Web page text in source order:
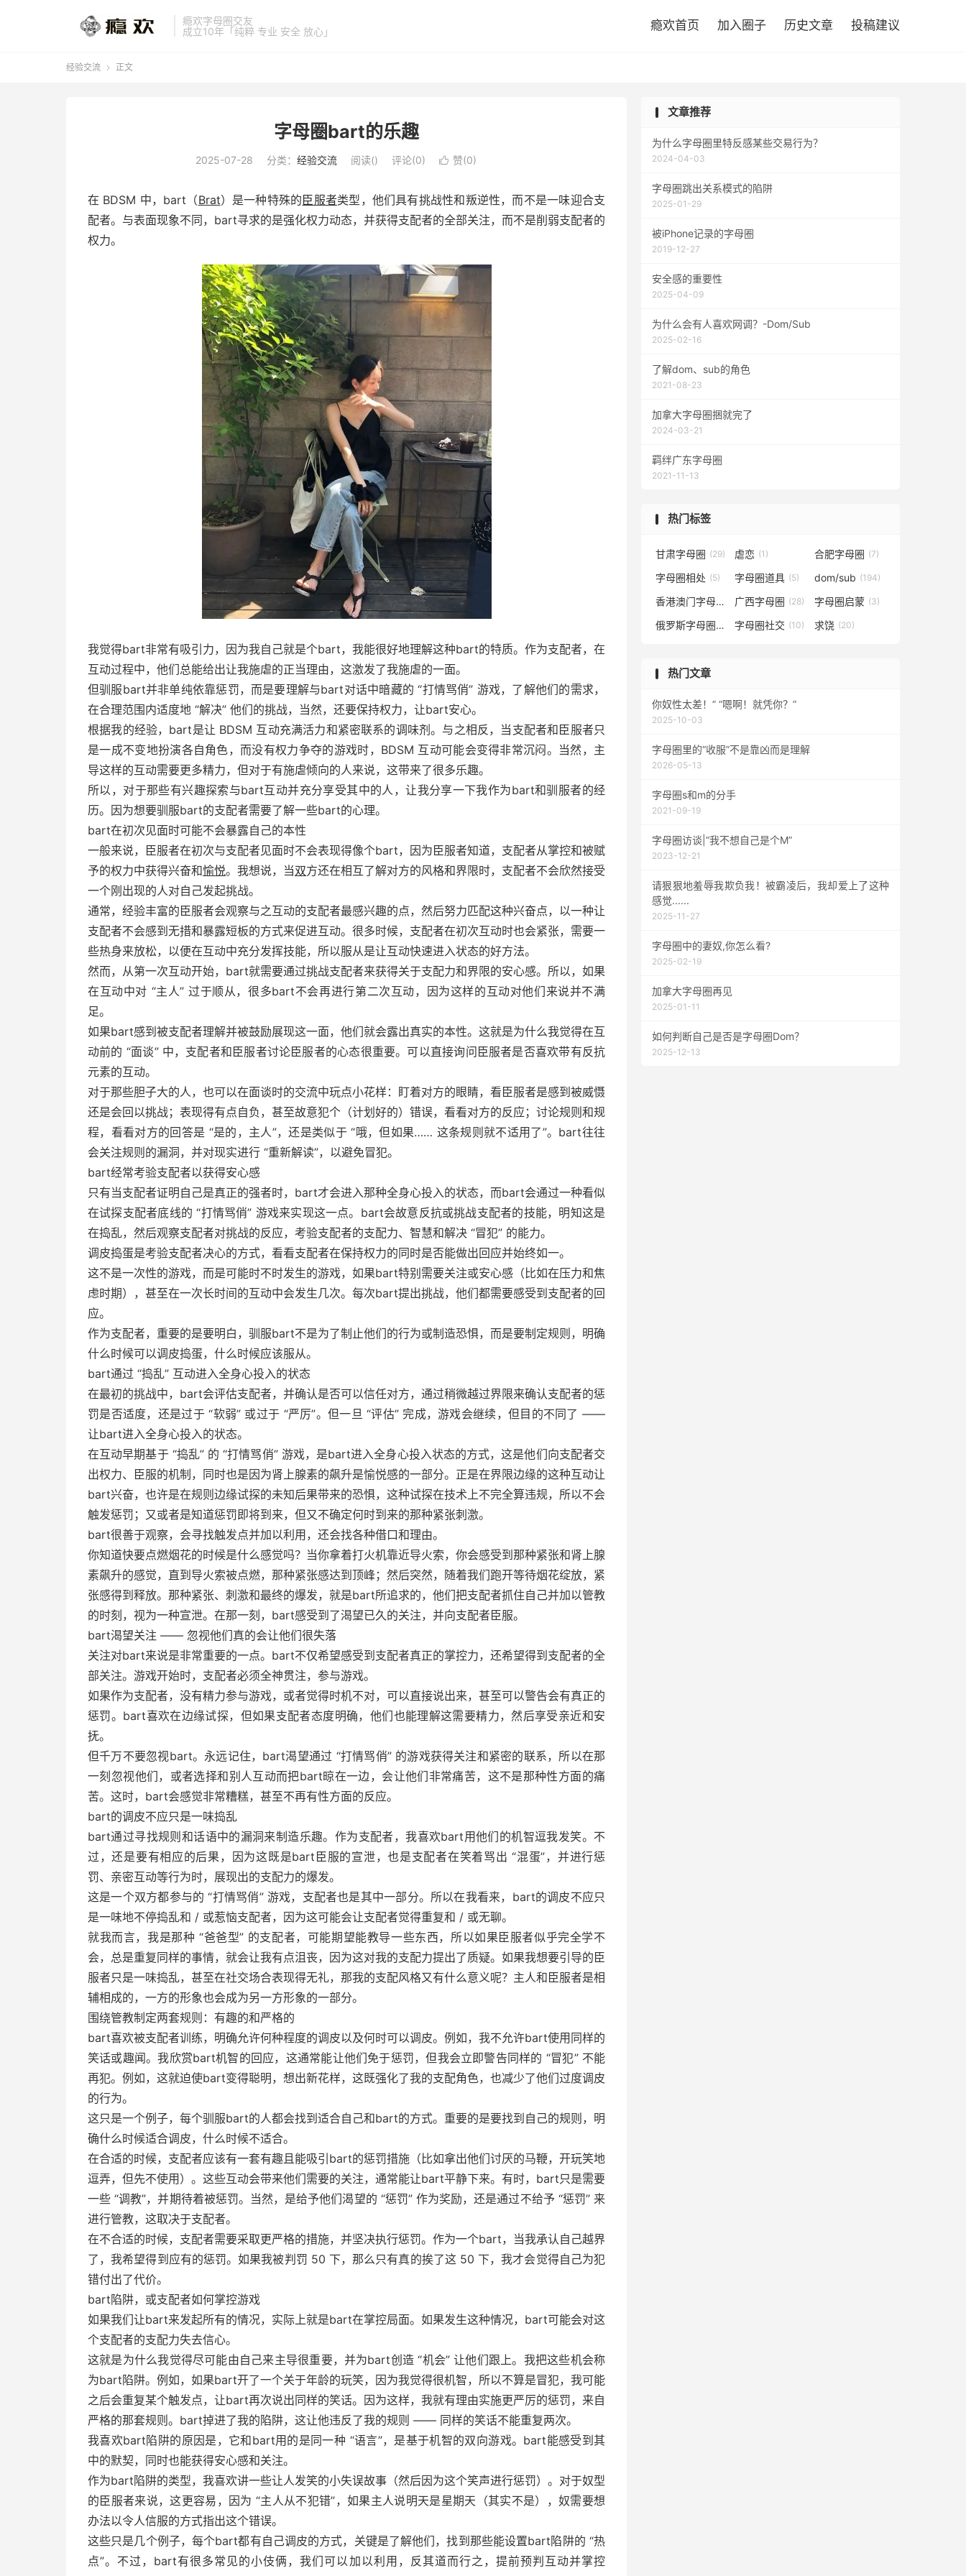
瘾欢字母圈交友
成立10年「纯粹 专业 安全 放心」
瘾欢首页 加入圈子 历史文章 投稿建议
经验交流  正文
字母圈bart的乐趣
2025-07-28 分类： 经验交流 阅读() 评论(0)  赞(0)
在 BDSM 中，bart（Brat）是一种特殊的 臣服者类型，他们具有挑战性和叛逆性，而不是一味迎合支
配者。与表面现象不同，bart寻求的是强化权力动态，并获得支配者的全部关注，而不是削弱支配者的
权力。
我觉得bart非常有吸引力，因为我自己就是个bart，我能很好地理解这种bart的特质。作为支配者，在
互动过程中，他们总能给出让我施虐的正当理由，这激发了我施虐的一面。
但驯服bart并非单纯依靠惩罚，而是要理解与bart对话中暗藏的 “打情骂俏” 游戏，了解他们的需求，
在合理范围内适度地 “解决” 他们的挑战，当然，还要保持权力，让bart安心。
根据我的经验，bart是让 BDSM 互动充满活力和紧密联系的调味剂。与之相反，当支配者和臣服者只
是一成不变地扮演各自角色，而没有权力争夺的游戏时，BDSM 互动可能会变得非常沉闷。当然，主
导这样的互动需要更多精力，但对于有施虐倾向的人来说，这带来了很多乐趣。
所以，对于那些有兴趣探索与bart互动并充分享受其中的人，让我分享一下我作为bart和驯服者的经
历。因为想要驯服bart的支配者需要了解一些bart的心理。
bart在初次见面时可能不会暴露自己的本性
一般来说，臣服者在初次与支配者见面时不会表现得像个bart，因为臣服者知道，支配者从掌控和被赋
予的权力中获得兴奋和愉悦。我想说，当双方还在相互了解对方的风格和界限时，支配者不会欣然接受
一个刚出现的人对自己发起挑战。
通常，经验丰富的臣服者会观察与之互动的支配者最感兴趣的点，然后努力匹配这种兴奋点，以一种让
支配者不会感到无措和暴露短板的方式来促进互动。很多时候，支配者在初次互动时也会紧张，需要一
些热身来放松，以便在互动中充分发挥技能，所以服从是让互动快速进入状态的好方法。
然而，从第一次互动开始，bart就需要通过挑战支配者来获得关于支配力和界限的安心感。所以，如果
在互动中对 “主人” 过于顺从，很多bart不会再进行第二次互动，因为这样的互动对他们来说并不满
足。
如果bart感到被支配者理解并被鼓励展现这一面，他们就会露出真实的本性。这就是为什么我觉得在互
动前的 “面谈” 中，支配者和臣服者讨论臣服者的心态很重要。可以直接询问臣服者是否喜欢带有反抗
元素的互动。
对于那些胆子大的人，也可以在面谈时的交流中玩点小花样：盯着对方的眼睛，看臣服者是感到被威慑
还是会回以挑战；表现得有点自负，甚至故意犯个（计划好的）错误，看看对方的反应；讨论规则和规
程，看看对方的回答是 “是的，主人”，还是类似于 “哦，但如果…… 这条规则就不适用了”。bart往往
会关注规则的漏洞，并对现实进行 “重新解读”，以避免冒犯。
bart经常考验支配者以获得安心感
只有当支配者证明自己是真正的强者时，bart才会进入那种全身心投入的状态，而bart会通过一种看似
在试探支配者底线的 “打情骂俏” 游戏来实现这一点。bart会故意反抗或挑战支配者的技能，明知这是
在捣乱，然后观察支配者对挑战的反应，考验支配者的支配力、智慧和解决 “冒犯” 的能力。
调皮捣蛋是考验支配者决心的方式，看看支配者在保持权力的同时是否能做出回应并始终如一。
这不是一次性的游戏，而是可能时不时发生的游戏，如果bart特别需要关注或安心感（比如在压力和焦
虑时期），甚至在一次长时间的互动中会发生几次。每次bart提出挑战，他们都需要感受到支配者的回
应。
作为支配者，重要的是要明白，驯服bart不是为了制止他们的行为或制造恐惧，而是要制定规则，明确
什么时候可以调皮捣蛋，什么时候应该服从。
bart通过 “捣乱” 互动进入全身心投入的状态
在最初的挑战中，bart会评估支配者，并确认是否可以信任对方，通过稍微越过界限来确认支配者的惩
罚是否适度，还是过于 “软弱” 或过于 “严厉”。但一旦 “评估” 完成，游戏会继续，但目的不同了 ——
让bart进入全身心投入的状态。
在互动早期基于 “捣乱” 的 “打情骂俏” 游戏，是bart进入全身心投入状态的方式，这是他们向支配者交
出权力、臣服的机制，同时也是因为肾上腺素的飙升是愉悦感的一部分。正是在界限边缘的这种互动让
bart兴奋，也许是在规则边缘试探的未知后果带来的恐惧，这种试探在技术上不完全算违规，所以不会
触发惩罚；又或者是知道惩罚即将到来，但又不确定何时到来的那种紧张刺激。
bart很善于观察，会寻找触发点并加以利用，还会找各种借口和理由。
你知道快要点燃烟花的时候是什么感觉吗？当你拿着打火机靠近导火索，你会感受到那种紧张和肾上腺
素飙升的感觉，直到导火索被点燃，那种紧张感达到顶峰；然后突然，随着我们跑开等待烟花绽放，紧
张感得到释放。那种紧张、刺激和最终的爆发，就是bart所追求的，他们把支配者抓住自己并加以管教
的时刻，视为一种宣泄。在那一刻，bart感受到了渴望已久的关注，并向支配者臣服。
bart渴望关注 —— 忽视他们真的会让他们很失落
关注对bart来说是非常重要的一点。bart不仅希望感受到支配者真正的掌控力，还希望得到支配者的全
部关注。游戏开始时，支配者必须全神贯注，参与游戏。
如果作为支配者，没有精力参与游戏，或者觉得时机不对，可以直接说出来，甚至可以警告会有真正的
惩罚。bart喜欢在边缘试探，但如果支配者态度明确，他们也能理解这需要精力，然后享受亲近和安
抚。
但千万不要忽视bart。永远记住，bart渴望通过 “打情骂俏” 的游戏获得关注和紧密的联系，所以在那
一刻忽视他们，或者选择和别人互动而把bart晾在一边，会让他们非常痛苦，这不是那种性方面的痛
苦。这时，bart会感觉非常糟糕，甚至不再有性方面的反应。
bart的调皮不应只是一味捣乱
bart通过寻找规则和话语中的漏洞来制造乐趣。作为支配者，我喜欢bart用他们的机智逗我发笑。不
过，还是要有相应的后果，因为这既是bart臣服的宣泄，也是支配者在笑着骂出 “混蛋”，并进行惩
罚、亲密互动等行为时，展现出的支配力的爆发。
这是一个双方都参与的 “打情骂俏” 游戏，支配者也是其中一部分。所以在我看来，bart的调皮不应只
是一味地不停捣乱和 / 或惹恼支配者，因为这可能会让支配者觉得重复和 / 或无聊。
就我而言，我是那种 “爸爸型” 的支配者，可能期望能教导一些东西，所以如果臣服者似乎完全学不
会，总是重复同样的事情，就会让我有点沮丧，因为这对我的支配力提出了质疑。如果我想要引导的臣
服者只是一味捣乱，甚至在社交场合表现得无礼，那我的支配风格又有什么意义呢？主人和臣服者是相
辅相成的，一方的形象也会成为另一方形象的一部分。
围绕管教制定两套规则：有趣的和严格的
bart喜欢被支配者训练，明确允许何种程度的调皮以及何时可以调皮。例如，我不允许bart使用同样的
笑话或趣闻。我欣赏bart机智的回应，这通常能让他们免于惩罚，但我会立即警告同样的 “冒犯” 不能
再犯。例如，这就迫使bart变得聪明，想出新花样，这既强化了我的支配角色，也减少了他们过度调皮
的行为。
这只是一个例子，每个驯服bart的人都会找到适合自己和bart的方式。重要的是要找到自己的规则，明
确什么时候适合调皮，什么时候不适合。
在合适的时候，支配者应该有一套有趣且能吸引bart的惩罚措施（比如拿出他们讨厌的马鞭，开玩笑地
逗弄，但先不使用）。这些互动会带来他们需要的关注，通常能让bart平静下来。有时，bart只是需要
一些 “调教”，并期待着被惩罚。当然，是给予他们渴望的 “惩罚” 作为奖励，还是通过不给予 “惩罚” 来
进行管教，这取决于支配者。
在不合适的时候，支配者需要采取更严格的措施，并坚决执行惩罚。作为一个bart，当我承认自己越界
了，我希望得到应有的惩罚。如果我被判罚 50 下，那么只有真的挨了这 50 下，我才会觉得自己为犯
错付出了代价。
bart陷阱，或支配者如何掌控游戏
如果我们让bart来发起所有的情况，实际上就是bart在掌控局面。如果发生这种情况，bart可能会对这
个支配者的支配力失去信心。
这就是为什么我觉得尽可能由自己来主导很重要，并为bart创造 “机会” 让他们跟上。我把这些机会称
为bart陷阱。例如，如果bart开了一个关于年龄的玩笑，因为我觉得很机智，所以不算是冒犯，我可能
之后会重复某个触发点，让bart再次说出同样的笑话。因为这样，我就有理由实施更严厉的惩罚，来自
严格的那套规则。bart掉进了我的陷阱，这让他违反了我的规则 —— 同样的笑话不能重复两次。
我喜欢bart陷阱的原因是，它和bart用的是同一种 “语言”，是基于机智的双向游戏。bart能感受到其
中的默契，同时也能获得安心感和关注。
作为bart陷阱的类型，我喜欢讲一些让人发笑的小失误故事（然后因为这个笑声进行惩罚）。对于奴型
的臣服者来说，这更容易，因为 “主人从不犯错”，如果主人说明天是星期天（其实不是），奴需要想
办法以令人信服的方式指出这个错误。
这些只是几个例子，每个bart都有自己调皮的方式，关键是了解他们，找到那些能设置bart陷阱的 “热
点”。不过，bart有很多常见的小伎俩，我们可以加以利用，反其道而行之，提前预判互动并掌控
文章推荐
为什么字母圈里特反感某些交易行为？
2024-04-03
字母圈跳出关系模式的陷阱
2025-01-29
被iPhone记录的字母圈
2019-12-27
安全感的重要性
2025-04-09
为什么会有人喜欢网调？-Dom/Sub
2025-02-16
了解dom、sub的角色
2021-08-23
加拿大字母圈捆就完了
2024-03-21
羁绊广东字母圈
2021-11-13
热门标签
甘肃字母圈 (29) 虐恋 (1) 合肥字母圈 (7)
字母圈相处 (5) 字母圈道具 (5) dom/sub (194)
香港澳门字母圈 (5)
广西字母圈 (28) 字母圈启蒙 (3)
俄罗斯字母圈(4) 字母圈社交 (10) 求饶 (20)
热门文章
你奴性太差！” “嗯啊！就凭你？”
2025-10-03
字母圈里的“收服”不是靠凶而是理解
2026-05-13
字母圈s和m的分手
2021-09-19
字母圈访谈|“我不想自己是个M”
2023-12-21
请狠狠地羞辱我欺负我！被霸凌后，我却爱上了这种
感觉......
2025-11-27
字母圈中的妻奴,你怎么看?
2025-02-19
加拿大字母圈再见
2025-01-11
如何判断自己是否是字母圈Dom？
2025-12-13